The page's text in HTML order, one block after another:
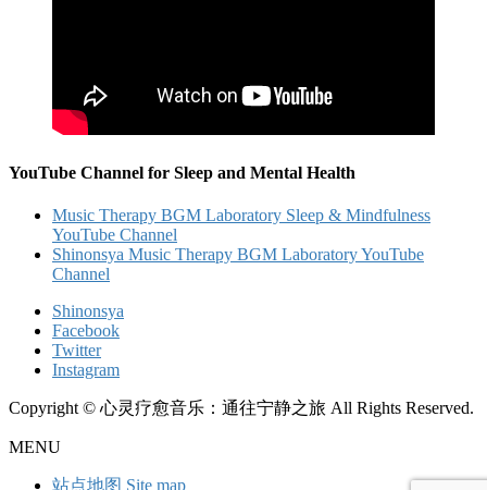
YouTube Channel for Sleep and Mental Health
Music Therapy BGM Laboratory Sleep & Mindfulness
YouTube Channel
Shinonsya Music Therapy BGM Laboratory YouTube
Channel
Shinonsya
Facebook
Twitter
Instagram
Copyright © 心灵疗愈音乐：通往宁静之旅 All Rights Reserved.
MENU
站点地图 Site map